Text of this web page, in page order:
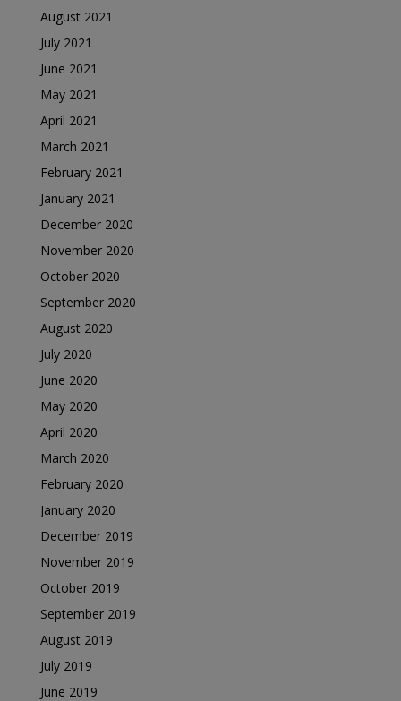
August 2021
July 2021
June 2021
May 2021
April 2021
March 2021
February 2021
January 2021
December 2020
November 2020
October 2020
September 2020
August 2020
July 2020
June 2020
May 2020
April 2020
March 2020
February 2020
January 2020
December 2019
November 2019
October 2019
September 2019
August 2019
July 2019
June 2019